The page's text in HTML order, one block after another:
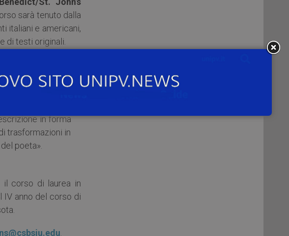
sarà tenuto dalla
italiani e americani,
di testi originali.
internazionale
problemi.
nella
in forma
trasformazioni in
poeta».
il corso di laurea in
IV anno del corso di